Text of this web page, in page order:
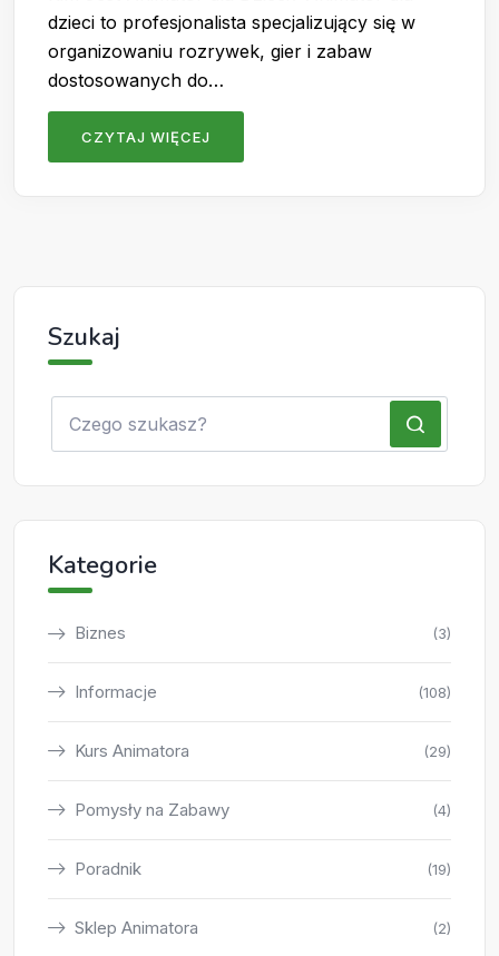
dzieci to profesjonalista specjalizujący się w
organizowaniu rozrywek, gier i zabaw
dostosowanych do…
CZYTAJ WIĘCEJ
Szukaj
Kategorie
Biznes (3)
Informacje (108)
Kurs Animatora (29)
Pomysły na Zabawy (4)
Poradnik (19)
Sklep Animatora (2)